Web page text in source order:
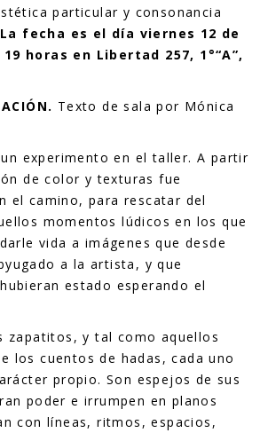
particular y consonancia
La fecha es el día viernes 12 de
horas en Libertad 257, 1°“A”,
Texto de sala por Mónica
experimento en el taller. A partir
de color y texturas fue
el camino, para rescatar del
momentos lúdicos en los que
vida a imágenes que desde
a la artista, y que
estado esperando el
zapatitos, y tal como aquellos
los cuentos de hadas, cada uno
propio. Son espejos de sus
poder e irrumpen en planos
con líneas, ritmos, espacios,